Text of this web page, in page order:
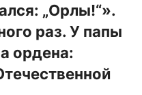
„Орлы!“».
раз. У папы
ордена: